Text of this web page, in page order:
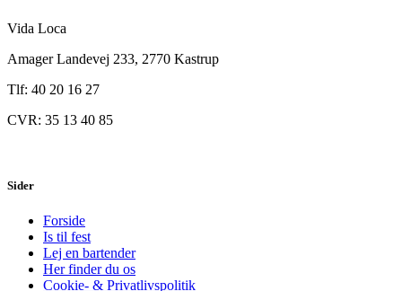
Vida Loca
Amager Landevej 233, 2770 Kastrup
Tlf: 40 20 16 27
CVR: 35 13 40 85
Sider
Forside
Is til fest
Lej en bartender
Her finder du os
Cookie- & Privatlivspolitik